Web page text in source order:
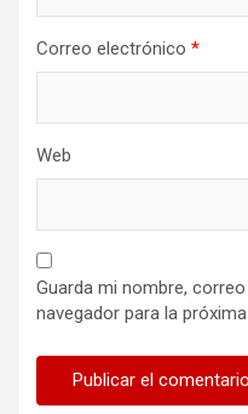
Correo electrónico *
Web
Guarda mi nombre,
navegador para la